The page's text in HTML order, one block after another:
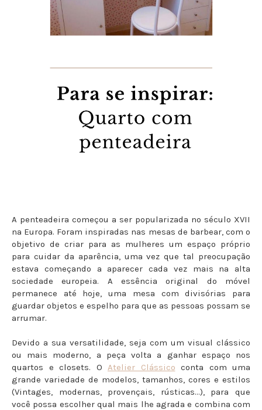
A penteadeira começou a ser popularizada no século XVII
na Europa. Foram inspiradas nas mesas de barbear, com o
objetivo de criar para as mulheres um espaço próprio
para cuidar da aparência, uma vez que tal preocupação
estava começando a aparecer cada vez mais na alta
sociedade europeia. A essência original do móvel
permanece até hoje, uma mesa com divisórias para
guardar objetos e espelho para que as pessoas possam se
arrumar.
Devido a sua versatilidade, seja com um visual clássico
ou mais moderno, a peça volta a ganhar espaço nos
quartos e closets. O Atelier Clássico conta com uma
grande variedade de modelos, tamanhos, cores e estilos
(Vintages, modernas, provençais, rústicas...), para que
você possa escolher qual mais lhe agrada e combina com